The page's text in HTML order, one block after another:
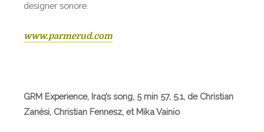
designer sonore.
www.parmerud.com
GRM Experience, Iraq’s song, 5 min 57, 5.1, de Christian
Zanési, Christian Fennesz, et Mika Vainio